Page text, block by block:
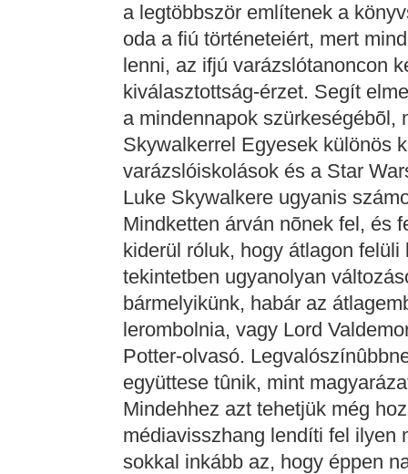
a legtöbbször említenek a
oda a fiú történeteiért, mert
lenni, az ifjú varázslótanoncon
kiválasztottság-érzet. Segít
a mindennapok szürkeségébõl,
Skywalkerrel Egyesek különös
varázslóiskolások és a Star
Luke Skywalkere ugyanis
Mindketten árván nõnek fel, és
kiderül róluk, hogy átlagon
tekintetben ugyanolyan
bármelyikünk, habár az
lerombolnia, vagy Lord
Potter-olvasó.
együttese tûnik, mint
Mindehhez azt tehetjük még
médiavisszhang lendíti fel ilyen
sokkal inkább az, hogy éppen